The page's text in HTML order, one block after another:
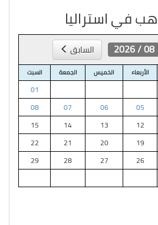
في استراليا
08 / 2026 السابق
الأربعاء الخميس الجمعة السبت
01
05
06
07
08
12
13
14
15
19
20
21
22
26
27
28
29